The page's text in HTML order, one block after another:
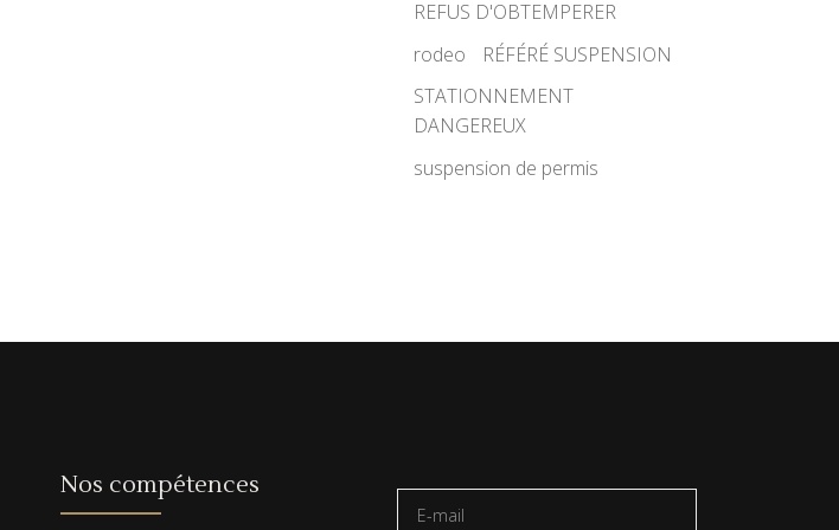
REFUS D'OBTEMPERER
rodeo
RÉFÉRÉ SUSPENSION
STATIONNEMENT
DANGEREUX
suspension de permis
Nos compétences